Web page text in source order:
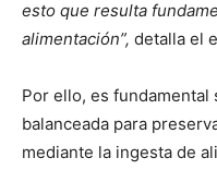
esto que resulta
alimentación”, detalla el
Por ello, es fundamental
balanceada para
mediante la ingesta de